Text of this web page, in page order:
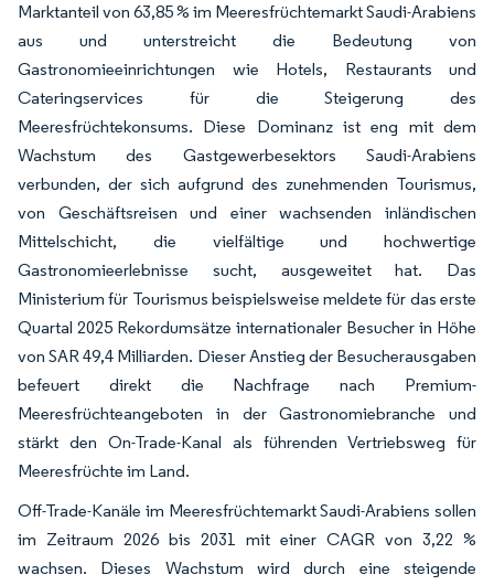
Marktanteil von 63,85 % im Meeresfrüchtemarkt Saudi-Arabiens
aus und unterstreicht die Bedeutung von
Gastronomieeinrichtungen wie Hotels, Restaurants und
Cateringservices für die Steigerung des
Meeresfrüchtekonsums. Diese Dominanz ist eng mit dem
Wachstum des Gastgewerbesektors Saudi-Arabiens
verbunden, der sich aufgrund des zunehmenden Tourismus,
von Geschäftsreisen und einer wachsenden inländischen
Mittelschicht, die vielfältige und hochwertige
Gastronomieerlebnisse sucht, ausgeweitet hat. Das
Ministerium für Tourismus beispielsweise meldete für das erste
Quartal 2025 Rekordumsätze internationaler Besucher in Höhe
von SAR 49,4 Milliarden. Dieser Anstieg der Besucherausgaben
befeuert direkt die Nachfrage nach Premium-
Meeresfrüchteangeboten in der Gastronomiebranche und
stärkt den On-Trade-Kanal als führenden Vertriebsweg für
Meeresfrüchte im Land.
Off-Trade-Kanäle im Meeresfrüchtemarkt Saudi-Arabiens sollen
im Zeitraum 2026 bis 2031 mit einer CAGR von 3,22 %
wachsen. Dieses Wachstum wird durch eine steigende